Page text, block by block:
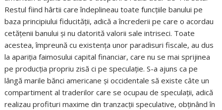
Restul fiind hârtii care îndeplineau toate funcțiile banului pe
baza principiului fiducității, adică a încrederii pe care o acordau
cetățenii banului și nu datorită valorii sale intriseci. Toate
acestea, împreună cu existența unor paradisuri fiscale, au dus
la apariția faimosului capital financiar, care nu se mai sprijinea
pe producția propriu zisă ci pe speculație. S-a ajuns ca pe
lângă marile bănci americane și occidentale să existe câte un
compartiment al traderilor care se ocupau de speculații, adică
realizau profituri maxime din tranzacții speculative, obținând în